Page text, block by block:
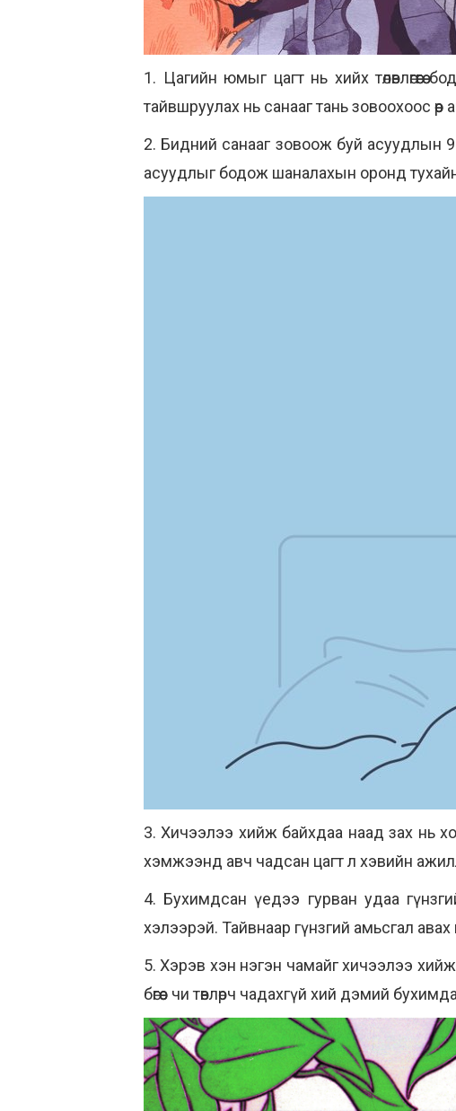
1. Цагийн юмыг цагт нь хийх
тайвшруулах нь санааг тань зовоохоос өөр
2. Бидний санааг зовоож буй асуудлын
асуудлыг бодож шаналахын оронд тухайн
3. Хичээлээ хийж байхдаа наад зах нь
хэмжээнд авч чадсан цагт л хэвийн
4. Бухимдсан үедээ гурван удаа
хэлээрэй. Тайвнаар гүнзгий амьсгал
5. Хэрэв хэн нэгэн чамайг хичээлээ
бөгөөс чи төвлөрч чадахгүй хий дэмий